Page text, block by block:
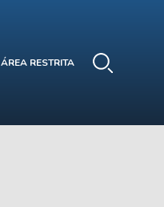
ÁREA RESTRITA